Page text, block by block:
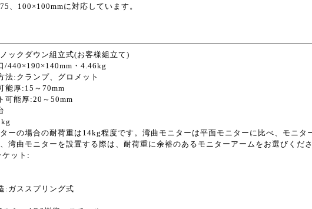
、100×100mmに対応しています。
ックダウン組立式(お客様組立て)
/440×190×140mm・4.46kg
法:クランプ、グロメット
能厚:15～70mm
可能厚:20～50mm
ーの場合の耐荷重は14kg程度です。湾曲モニターは平面モニターに比べ、モニタ
湾曲モニターを設置する際は、耐荷重に余裕のあるモニターアームをお選びくださ
ケット:
:ガススプリング式